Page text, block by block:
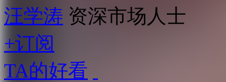
汪学涛 资深市场人士
+订阅
TA的好看